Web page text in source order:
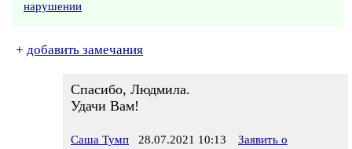
нарушении
+ добавить замечания
Спасибо, Людмила.
Удачи Вам!
Саша Тумп 28.07.2021 10:13
Заявить о